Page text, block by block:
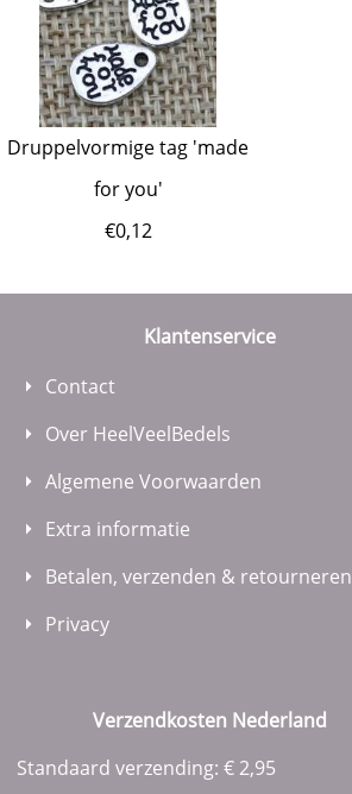
Druppelvormige tag 'made
for you'
€0,12
Klantenservice
Contact
Over HeelVeelBedels
Algemene Voorwaarden
Extra informatie
Betalen, verzenden & retourneren
Privacy
Verzendkosten Nederland
Standaard verzending: € 2,95